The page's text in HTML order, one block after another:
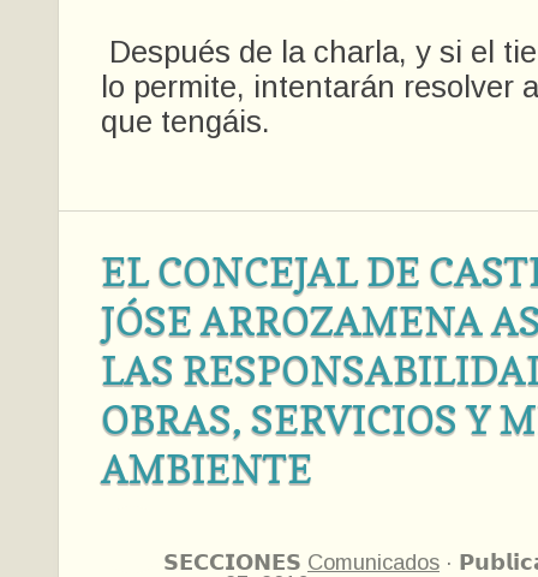
Después de la charla, y si el
lo permite, intentarán resolver
que tengáis.
EL CONCEJAL DE
JÓSE ARROZAMENA
LAS
OBRAS, SERVICIOS Y
AMBIENTE
𝗦𝗘𝗖𝗖𝗜𝗢𝗡𝗘𝗦 Comunicados ·